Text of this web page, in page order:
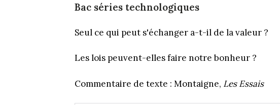
Bac séries technologiques
Seul ce qui peut s'échanger a-t-il de la valeur ?
Les lois peuvent-elles faire notre bonheur ?
Commentaire de texte : Montaigne, Les Essais